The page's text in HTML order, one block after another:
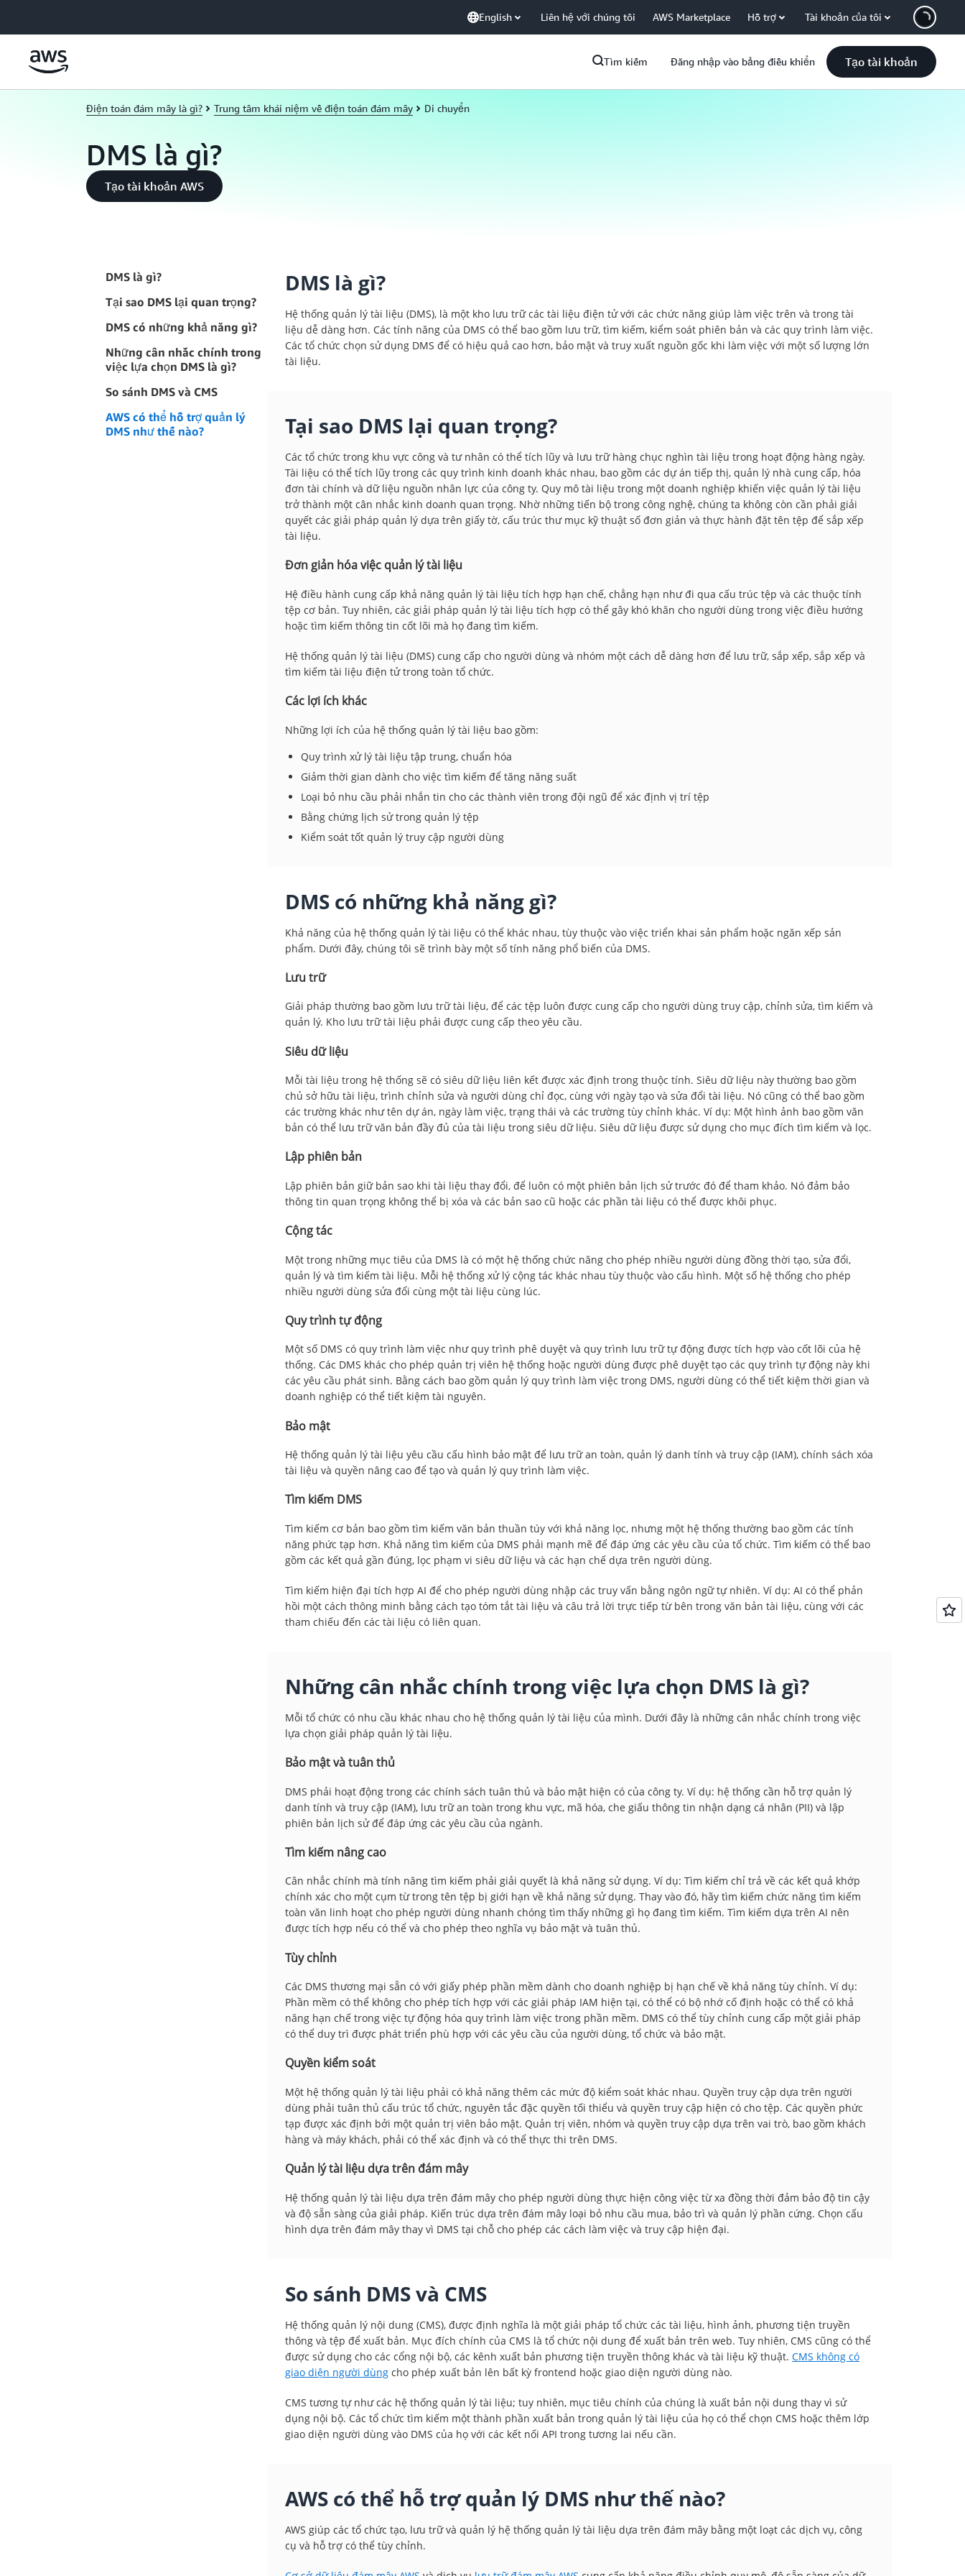
English Liên hệ với chúng tôi AWS Marketplace Hỗ trợ Tài khoản của tôi
Tìm kiếm Đăng nhập vào bảng điều khiển Tạo tài khoản
Điện toán đám mây là gì? Trung tâm khái niệm về điện toán đám mây Di chuyển
DMS là gì?
Tạo tài khoản AWS
DMS là gì?
Tại sao DMS lại quan trọng?
DMS có những khả năng gì?
Những cân nhắc chính trong
việc lựa chọn DMS là gì?
So sánh DMS và CMS
AWS có thể hỗ trợ quản lý
DMS như thế nào?
DMS là gì?
Hệ thống quản lý tài liệu (DMS), là một kho lưu trữ các tài liệu điện tử với các chức năng giúp làm việc trên và trong tài
liệu dễ dàng hơn. Các tính năng của DMS có thể bao gồm lưu trữ, tìm kiếm, kiểm soát phiên bản và các quy trình làm việc.
Các tổ chức chọn sử dụng DMS để có hiệu quả cao hơn, bảo mật và truy xuất nguồn gốc khi làm việc với một số lượng lớn
tài liệu.
Tại sao DMS lại quan trọng?
Các tổ chức trong khu vực công và tư nhân có thể tích lũy và lưu trữ hàng chục nghìn tài liệu trong hoạt động hàng ngày.
Tài liệu có thể tích lũy trong các quy trình kinh doanh khác nhau, bao gồm các dự án tiếp thị, quản lý nhà cung cấp, hóa
đơn tài chính và dữ liệu nguồn nhân lực của công ty. Quy mô tài liệu trong một doanh nghiệp khiến việc quản lý tài liệu
trở thành một cân nhắc kinh doanh quan trọng. Nhờ những tiến bộ trong công nghệ, chúng ta không còn cần phải giải
quyết các giải pháp quản lý dựa trên giấy tờ, cấu trúc thư mục kỹ thuật số đơn giản và thực hành đặt tên tệp để sắp xếp
tài liệu.
Đơn giản hóa việc quản lý tài liệu
Hệ điều hành cung cấp khả năng quản lý tài liệu tích hợp hạn chế, chẳng hạn như đi qua cấu trúc tệp và các thuộc tính
tệp cơ bản. Tuy nhiên, các giải pháp quản lý tài liệu tích hợp có thể gây khó khăn cho người dùng trong việc điều hướng
hoặc tìm kiếm thông tin cốt lõi mà họ đang tìm kiếm.
Hệ thống quản lý tài liệu (DMS) cung cấp cho người dùng và nhóm một cách dễ dàng hơn để lưu trữ, sắp xếp, sắp xếp và
tìm kiếm tài liệu điện tử trong toàn tổ chức.
Các lợi ích khác
Những lợi ích của hệ thống quản lý tài liệu bao gồm:
Quy trình xử lý tài liệu tập trung, chuẩn hóa
Giảm thời gian dành cho việc tìm kiếm để tăng năng suất
Loại bỏ nhu cầu phải nhắn tin cho các thành viên trong đội ngũ để xác định vị trí tệp
Bằng chứng lịch sử trong quản lý tệp
Kiểm soát tốt quản lý truy cập người dùng
DMS có những khả năng gì?
Khả năng của hệ thống quản lý tài liệu có thể khác nhau, tùy thuộc vào việc triển khai sản phẩm hoặc ngăn xếp sản
phẩm. Dưới đây, chúng tôi sẽ trình bày một số tính năng phổ biến của DMS.
Lưu trữ
Giải pháp thường bao gồm lưu trữ tài liệu, để các tệp luôn được cung cấp cho người dùng truy cập, chỉnh sửa, tìm kiếm và
quản lý. Kho lưu trữ tài liệu phải được cung cấp theo yêu cầu.
Siêu dữ liệu
Mỗi tài liệu trong hệ thống sẽ có siêu dữ liệu liên kết được xác định trong thuộc tính. Siêu dữ liệu này thường bao gồm
chủ sở hữu tài liệu, trình chỉnh sửa và người dùng chỉ đọc, cùng với ngày tạo và sửa đổi tài liệu. Nó cũng có thể bao gồm
các trường khác như tên dự án, ngày làm việc, trạng thái và các trường tùy chỉnh khác. Ví dụ: Một hình ảnh bao gồm văn
bản có thể lưu trữ văn bản đầy đủ của tài liệu trong siêu dữ liệu. Siêu dữ liệu được sử dụng cho mục đích tìm kiếm và lọc.
Lập phiên bản
Lập phiên bản giữ bản sao khi tài liệu thay đổi, để luôn có một phiên bản lịch sử trước đó để tham khảo. Nó đảm bảo
thông tin quan trọng không thể bị xóa và các bản sao cũ hoặc các phần tài liệu có thể được khôi phục.
Cộng tác
Một trong những mục tiêu của DMS là có một hệ thống chức năng cho phép nhiều người dùng đồng thời tạo, sửa đổi,
quản lý và tìm kiếm tài liệu. Mỗi hệ thống xử lý cộng tác khác nhau tùy thuộc vào cấu hình. Một số hệ thống cho phép
nhiều người dùng sửa đổi cùng một tài liệu cùng lúc.
Quy trình tự động
Một số DMS có quy trình làm việc như quy trình phê duyệt và quy trình lưu trữ tự động được tích hợp vào cốt lõi của hệ
thống. Các DMS khác cho phép quản trị viên hệ thống hoặc người dùng được phê duyệt tạo các quy trình tự động này khi
các yêu cầu phát sinh. Bằng cách bao gồm quản lý quy trình làm việc trong DMS, người dùng có thể tiết kiệm thời gian và
doanh nghiệp có thể tiết kiệm tài nguyên.
Bảo mật
Hệ thống quản lý tài liệu yêu cầu cấu hình bảo mật để lưu trữ an toàn, quản lý danh tính và truy cập (IAM), chính sách xóa
tài liệu và quyền nâng cao để tạo và quản lý quy trình làm việc.
Tìm kiếm DMS
Tìm kiếm cơ bản bao gồm tìm kiếm văn bản thuần túy với khả năng lọc, nhưng một hệ thống thường bao gồm các tính
năng phức tạp hơn. Khả năng tìm kiếm của DMS phải mạnh mẽ để đáp ứng các yêu cầu của tổ chức. Tìm kiếm có thể bao
gồm các kết quả gần đúng, lọc phạm vi siêu dữ liệu và các hạn chế dựa trên người dùng.
Tìm kiếm hiện đại tích hợp AI để cho phép người dùng nhập các truy vấn bằng ngôn ngữ tự nhiên. Ví dụ: AI có thể phản
hồi một cách thông minh bằng cách tạo tóm tắt tài liệu và câu trả lời trực tiếp từ bên trong văn bản tài liệu, cùng với các
tham chiếu đến các tài liệu có liên quan.
Những cân nhắc chính trong việc lựa chọn DMS là gì?
Mỗi tổ chức có nhu cầu khác nhau cho hệ thống quản lý tài liệu của mình. Dưới đây là những cân nhắc chính trong việc
lựa chọn giải pháp quản lý tài liệu.
Bảo mật và tuân thủ
DMS phải hoạt động trong các chính sách tuân thủ và bảo mật hiện có của công ty. Ví dụ: hệ thống cần hỗ trợ quản lý
danh tính và truy cập (IAM), lưu trữ an toàn trong khu vực, mã hóa, che giấu thông tin nhận dạng cá nhân (PII) và lập
phiên bản lịch sử để đáp ứng các yêu cầu của ngành.
Tìm kiếm nâng cao
Cân nhắc chính mà tính năng tìm kiếm phải giải quyết là khả năng sử dụng. Ví dụ: Tìm kiếm chỉ trả về các kết quả khớp
chính xác cho một cụm từ trong tên tệp bị giới hạn về khả năng sử dụng. Thay vào đó, hãy tìm kiếm chức năng tìm kiếm
toàn văn linh hoạt cho phép người dùng nhanh chóng tìm thấy những gì họ đang tìm kiếm. Tìm kiếm dựa trên AI nên
được tích hợp nếu có thể và cho phép theo nghĩa vụ bảo mật và tuân thủ.
Tùy chỉnh
Các DMS thương mại sẵn có với giấy phép phần mềm dành cho doanh nghiệp bị hạn chế về khả năng tùy chỉnh. Ví dụ:
Phần mềm có thể không cho phép tích hợp với các giải pháp IAM hiện tại, có thể có bộ nhớ cố định hoặc có thể có khả
năng hạn chế trong việc tự động hóa quy trình làm việc trong phần mềm. DMS có thể tùy chỉnh cung cấp một giải pháp
có thể duy trì được phát triển phù hợp với các yêu cầu của người dùng, tổ chức và bảo mật.
Quyền kiểm soát
Một hệ thống quản lý tài liệu phải có khả năng thêm các mức độ kiểm soát khác nhau. Quyền truy cập dựa trên người
dùng phải tuân thủ cấu trúc tổ chức, nguyên tắc đặc quyền tối thiểu và quyền truy cập hiện có cho tệp. Các quyền phức
tạp được xác định bởi một quản trị viên bảo mật. Quản trị viên, nhóm và quyền truy cập dựa trên vai trò, bao gồm khách
hàng và máy khách, phải có thể xác định và có thể thực thi trên DMS.
Quản lý tài liệu dựa trên đám mây
Hệ thống quản lý tài liệu dựa trên đám mây cho phép người dùng thực hiện công việc từ xa đồng thời đảm bảo độ tin cậy
và độ sẵn sàng của giải pháp. Kiến trúc dựa trên đám mây loại bỏ nhu cầu mua, bảo trì và quản lý phần cứng. Chọn cấu
hình dựa trên đám mây thay vì DMS tại chỗ cho phép các cách làm việc và truy cập hiện đại.
So sánh DMS và CMS
Hệ thống quản lý nội dung (CMS), được định nghĩa là một giải pháp tổ chức các tài liệu, hình ảnh, phương tiện truyền
thông và tệp để xuất bản. Mục đích chính của CMS là tổ chức nội dung để xuất bản trên web. Tuy nhiên, CMS cũng có thể
được sử dụng cho các cổng nội bộ, các kênh xuất bản phương tiện truyền thông khác và tài liệu kỹ thuật. CMS không có
giao diện người dùng cho phép xuất bản lên bất kỳ frontend hoặc giao diện người dùng nào.
CMS tương tự như các hệ thống quản lý tài liệu; tuy nhiên, mục tiêu chính của chúng là xuất bản nội dung thay vì sử
dụng nội bộ. Các tổ chức tìm kiếm một thành phần xuất bản trong quản lý tài liệu của họ có thể chọn CMS hoặc thêm lớp
giao diện người dùng vào DMS của họ với các kết nối API trong tương lai nếu cần.
AWS có thể hỗ trợ quản lý DMS như thế nào?
AWS giúp các tổ chức tạo, lưu trữ và quản lý hệ thống quản lý tài liệu dựa trên đám mây bằng một loạt các dịch vụ, công
cụ và hỗ trợ có thể tùy chỉnh.